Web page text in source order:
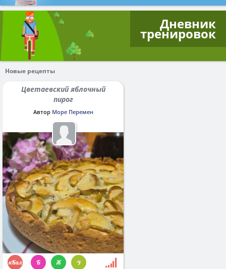
Дневник
тренировок
Новые рецепты
Цветаевский яблочный
пирог
Автор Море Перемен